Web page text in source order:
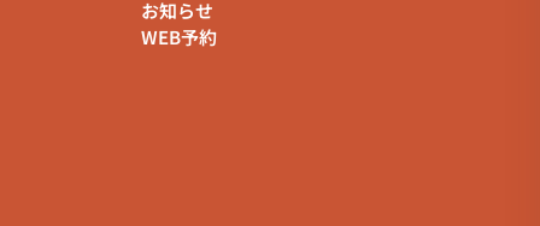
お知らせ
WEB予約